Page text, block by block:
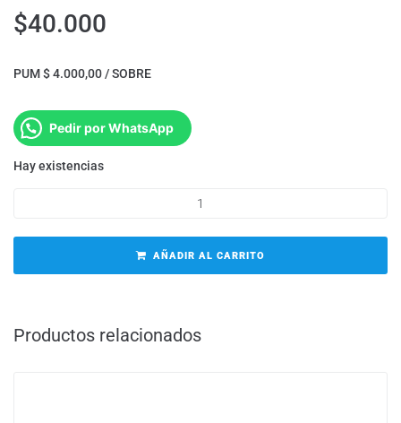
$40.000
PUM $ 4.000,00 / SOBRE
Pedir por WhatsApp
Hay existencias
AÑADIR AL CARRITO
Productos relacionados